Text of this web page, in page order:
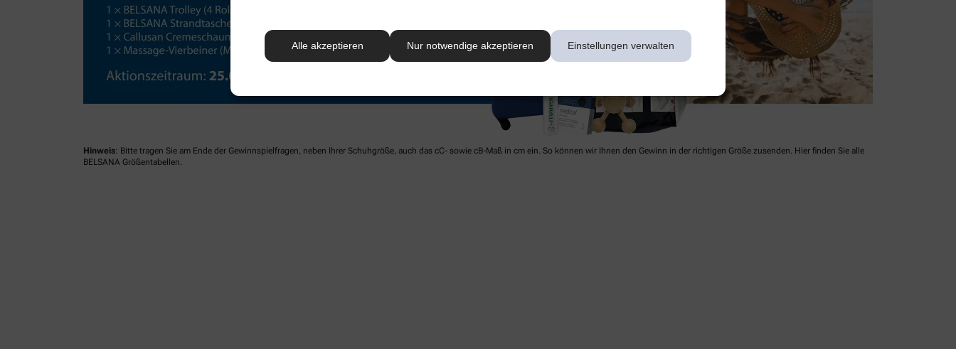
Alle akzeptieren Nur notwendige akzeptieren Einstellungen verwalten
Hinweis: Bitte tragen Sie am Ende der Gewinnspielfragen, neben Ihrer Schuhgröße, auch das cC- sowie cB-Maß in cm ein. So können wir Ihnen den Gewinn in der richtigen Größe zusenden. Hier finden Sie alle
BELSANA Größentabellen.